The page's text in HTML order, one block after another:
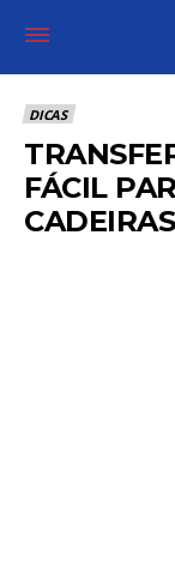
DICAS
FÁCIL